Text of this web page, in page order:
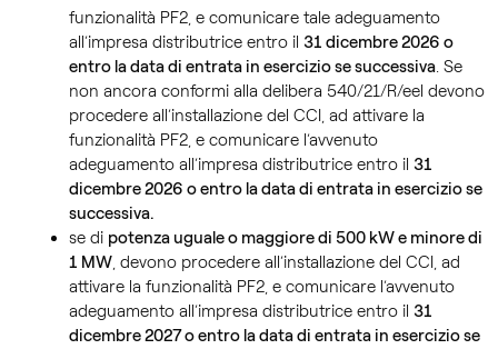
funzionalità PF2, e comunicare tale adeguamento
all’impresa distributrice entro il 31 dicembre 2026 o
entro la data di entrata in esercizio se successiva. Se
non ancora conformi alla delibera 540/21/R/eel devono
procedere all’installazione del CCI, ad attivare la
funzionalità PF2, e comunicare l’avvenuto
adeguamento all’impresa distributrice entro il 31
dicembre 2026 o entro la data di entrata in esercizio se
successiva.
se di potenza uguale o maggiore di 500 kW e minore di
1 MW, devono procedere all’installazione del CCI, ad
attivare la funzionalità PF2, e comunicare l’avvenuto
adeguamento all’impresa distributrice entro il 31
dicembre 2027 o entro la data di entrata in esercizio se